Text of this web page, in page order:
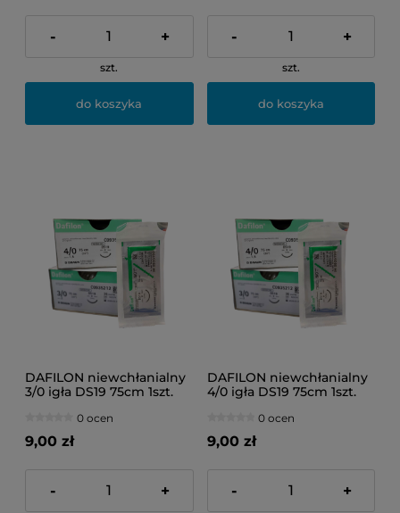
- +
szt.
do koszyka
- +
szt.
do koszyka
DAFILON niewchłanialny
3/0 igła DS19 75cm 1szt.
0 ocen
9,00 zł
- +
DAFILON niewchłanialny
4/0 igła DS19 75cm 1szt.
0 ocen
9,00 zł
- +